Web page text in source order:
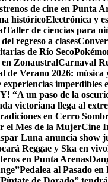
de cine en Punta
históricoElectrónica y
Taller de ciencias para
regreso a clases
de Río Seco
ZonaustralCarnaval
de Verano 2026: música
experiencias imperdibles
“A un paso de la
victoriana llega al
en Cerro
el Mes de la MujerCine
Luna anuncia show
Reggae y Ska en vivo
en Punta Arenas
Pedalea al Pasado